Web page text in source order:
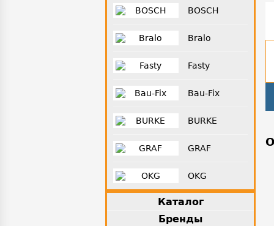
BOSCH
Bralo
Fasty
Bau-Fix
BURKE
GRAF
OKG
Каталог
Бренды